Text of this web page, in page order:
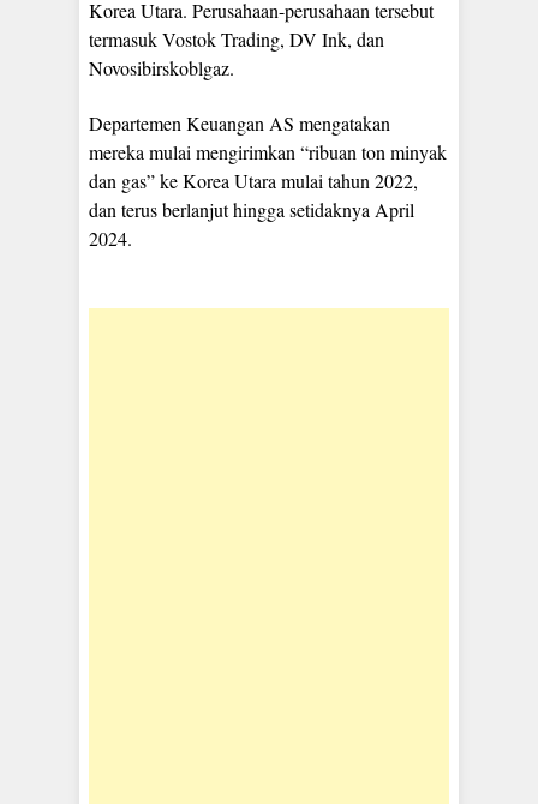
Korea Utara. Perusahaan-perusahaan tersebut
termasuk Vostok Trading, DV Ink, dan
Novosibirskoblgaz.
Departemen Keuangan AS mengatakan
mereka mulai mengirimkan “ribuan ton minyak
dan gas” ke Korea Utara mulai tahun 2022,
dan terus berlanjut hingga setidaknya April
2024.